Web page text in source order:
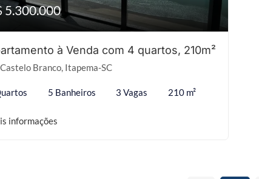
5.300.000
à Venda com 4 quartos, 210m²
Castelo Branco, Itapema-SC
5 Banheiros 3 Vagas 210 m²
informações